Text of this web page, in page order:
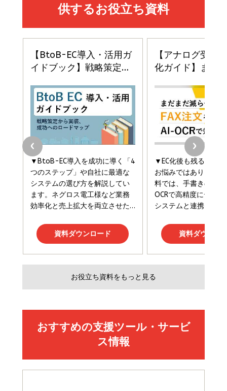
小さな会社は戦略が9割
ドリルを売るには穴を売れ
￥1,815
Brand Shift(ブランド・シフト): 「信頼」で選ばれ
る時代の成長戦略
￥2,420
マーケティングの真実 P&G・グリコで学んだ失敗
と成長の法則
￥2,200
Amazonランキングをもっと見る
anan(アンアン)2026/06/24号 No.2500増刊
スペシャルエディション[王道エンタメの矜持／
￥1,100
anan(アンアン)2026/07/08号 No.2502[2026
年後半、あなたの恋と運命／山田涼介]
￥880
ママ投資家が育休中に１億貯めた株式投資
￥1,870
組織の成果を最大化する ルールのデザイン
￥1,980
Amazonランキングをもっと見る
イシューからはじめよ［改訂版］――知的生産の「シンプ
ルな本質」
￥2,200
経営メモ 16年の起業家人生で得た知見
￥2,750
影響力の武器［新版］：人を動かす七つの原理
￥3,190
フィードバック経営 「沈黙の組織」から「高め合う
組織」へ
Amazonランキングをもっと見る